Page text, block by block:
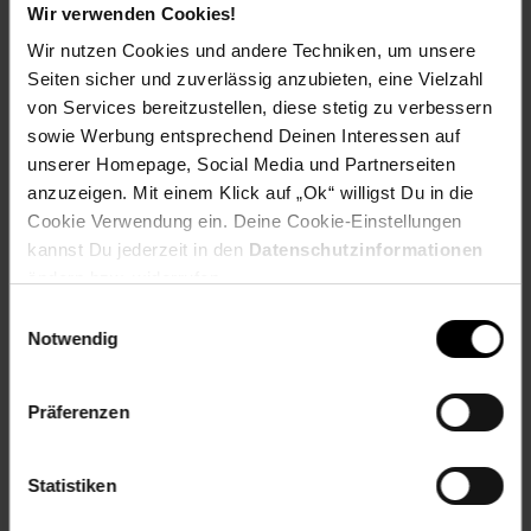
Wir verwenden Cookies!
Wir nutzen Cookies und andere Techniken, um unsere
Seiten sicher und zuverlässig anzubieten, eine Vielzahl
von Services bereitzustellen, diese stetig zu verbessern
sowie Werbung entsprechend Deinen Interessen auf
unserer Homepage, Social Media und Partnerseiten
anzuzeigen. Mit einem Klick auf „Ok“ willigst Du in die
Cookie Verwendung ein. Deine Cookie-Einstellungen
kannst Du jederzeit in den Datenschutzinformationen
Notwendig
Präferenzen
Statistiken
führen.
Düngen:Hanfpalmen können in einem Jahr 30 - 40
Zentimeter an neuer Wuchshöhe erreichen. Aus diesem
Grund benötigen die Pflanzen in der Wachstumsphase von
April bis ca. Ende August eine regelmäßige Versorgung mit
Dünger. Alle ca. zwei Wochen wird die Palme daher mit
einem Volldünger versorgt.
Ein heller, windgeschützter Standort wird von den
Als Bodengrund sollte eine grobkörnige, mit Lehm und
Im Sommer regelmäßig und ausreichend gießen.
Während der Wachstumsperiode wird die Pflanze alle